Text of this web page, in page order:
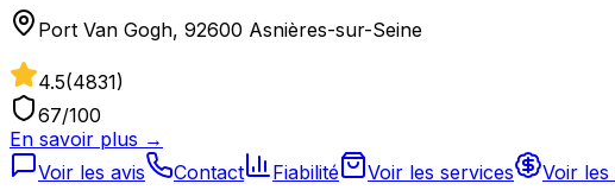
Port Van Gogh, 92600 Asnières-sur-Seine
4.5(4831)
67/100
En savoir plus →
Voir les avis
Contact Fiabilité Voir les services Voir les